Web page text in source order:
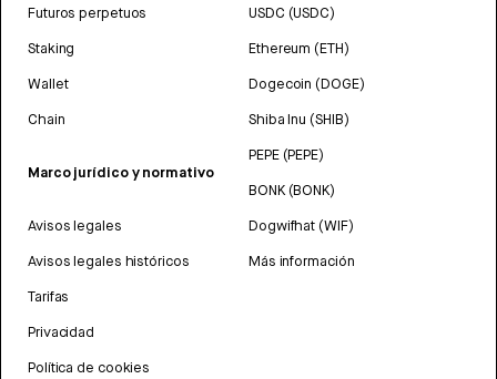
Futuros perpetuos
Staking
Wallet
Chain
Marco jurídico y normativo
Avisos legales
Avisos legales históricos
Tarifas
Privacidad
Política de cookies
USDC (USDC)
Ethereum (ETH)
Dogecoin (DOGE)
Shiba Inu (SHIB)
PEPE (PEPE)
BONK (BONK)
Dogwifhat (WIF)
Más información